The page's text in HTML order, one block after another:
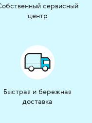
сервисный
центр
Быстрая и бережная
доставка